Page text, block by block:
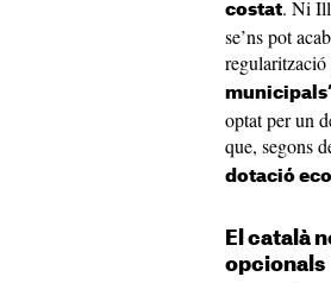
costat. Ni
se’ns pot
regularització
optat per un
que, segons
dotació
El català
opcionals